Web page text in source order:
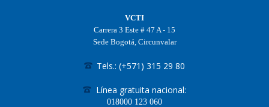
VCTI
Carrera 3 Este # 47 A - 15
Sede Bogotá, Circunvalar
Tels.: (+571) 315 29 80
Línea gratuita nacional:
018000 123 060